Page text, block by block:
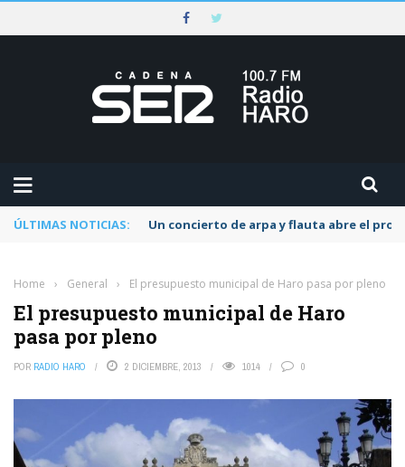
ÚLTIMAS NOTICIAS: Un concierto de arpa y flauta abre el
Home › General › El presupuesto municipal de Haro pasa por pleno
El presupuesto municipal de Haro
pasa por pleno
POR RADIO HARO 2 DICIEMBRE, 2013 1014 0